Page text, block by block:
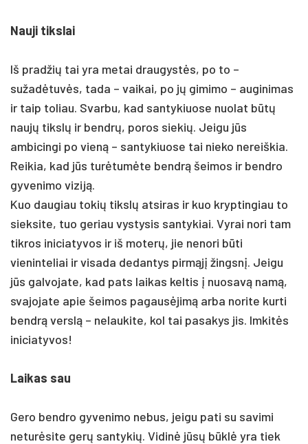
Nauji tikslai
Iš pradžių tai yra metai draugystės, po to –
sužadėtuvės, tada – vaikai, po jų gimimo – auginimas
ir taip toliau. Svarbu, kad santykiuose nuolat būtų
naujų tikslų ir bendrų, poros siekių. Jeigu jūs
ambicingi po vieną – santykiuose tai nieko nereiškia.
Reikia, kad jūs turėtumėte bendrą šeimos ir bendro
gyvenimo viziją.
Kuo daugiau tokių tikslų atsiras ir kuo kryptingiau to
sieksite, tuo geriau vystysis santykiai. Vyrai nori tam
tikros iniciatyvos ir iš moterų, jie nenori būti
vieninteliai ir visada dedantys pirmąjį žingsnį. Jeigu
jūs galvojate, kad pats laikas keltis į nuosavą namą,
svajojate apie šeimos pagausėjimą arba norite kurti
bendrą verslą – nelaukite, kol tai pasakys jis. Imkitės
iniciatyvos!
Laikas sau
Gero bendro gyvenimo nebus, jeigu pati su savimi
neturėsite gerų santykių. Vidinė jūsų būklė yra tiek